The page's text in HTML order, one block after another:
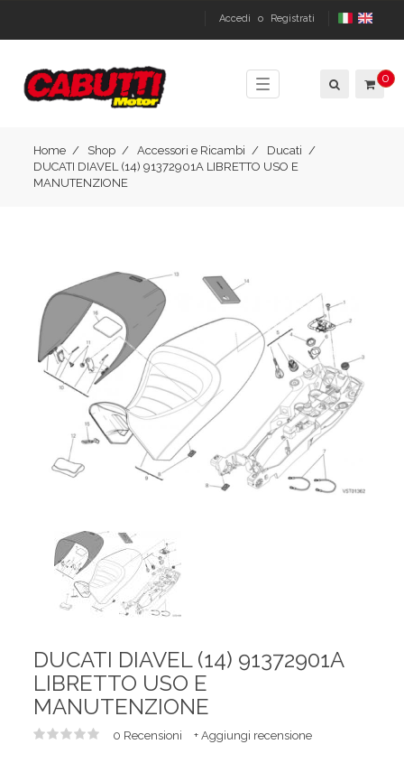
Accedi o Registrati
Toggle
navigation
0
Home Shop Accessori e Ricambi
Ducati
DUCATI DIAVEL (14) 91372901A LIBRETTO USO E
MANUTENZIONE
DUCATI DIAVEL (14) 91372901A
LIBRETTO USO E
MANUTENZIONE
0 Recensioni + Aggiungi recensione